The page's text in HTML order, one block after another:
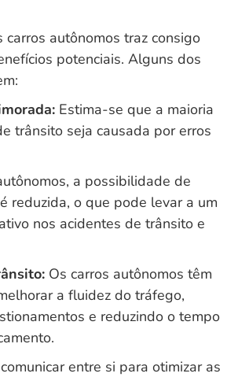
carros autônomos traz consigo
potenciais. Alguns dos
Estima-se que a maioria
trânsito seja causada por erros
a possibilidade de
reduzida, o que pode levar a um
nos acidentes de trânsito e
Os carros autônomos têm
a fluidez do tráfego,
e reduzindo o tempo
entre si para otimizar as